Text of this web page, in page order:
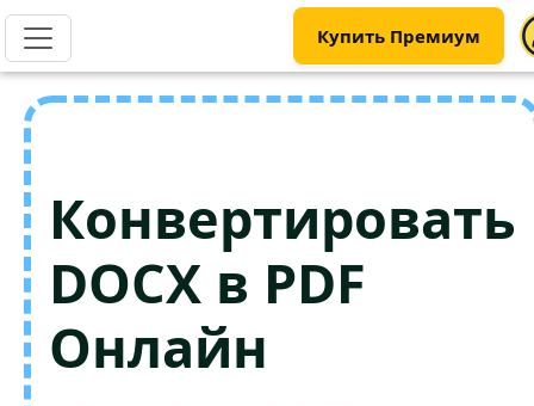
Купить Премиум
Конвертировать
DOCX в PDF
Онлайн